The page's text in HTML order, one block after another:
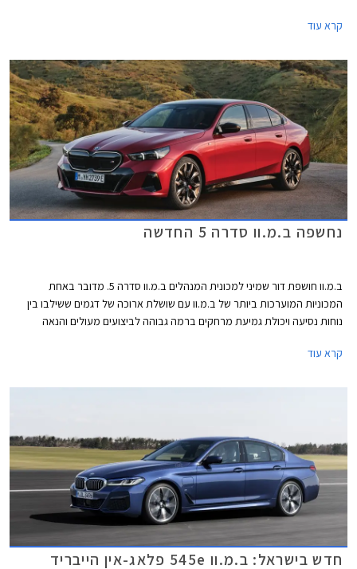
קרא עוד
נחשפה ב.מ.וו סדרה 5 החדשה
ב.מ.וו חושפת דור שמיני למכונית המנהלים ב.מ.וו סדרה 5. מדובר באחת
המכוניות המוערכות ביותר של ב.מ.וו עם שושלת ארוכה של דגמים ששילבו בין
נוחות נסיעה ויכולת גמיעת מרחקים ברמה גבוהה לביצועים מעולים והנאה
הדור החדש של ב.מ.וו סדרה 5 נחשף כמעט במקביל למתחרה הנצחית מרצדס
לאאודי A6 על טהרת ההנעה החשמלית.
קרא עוד
חדש בישראל: ב.מ.וו 545e פלאג-אין הייבריד